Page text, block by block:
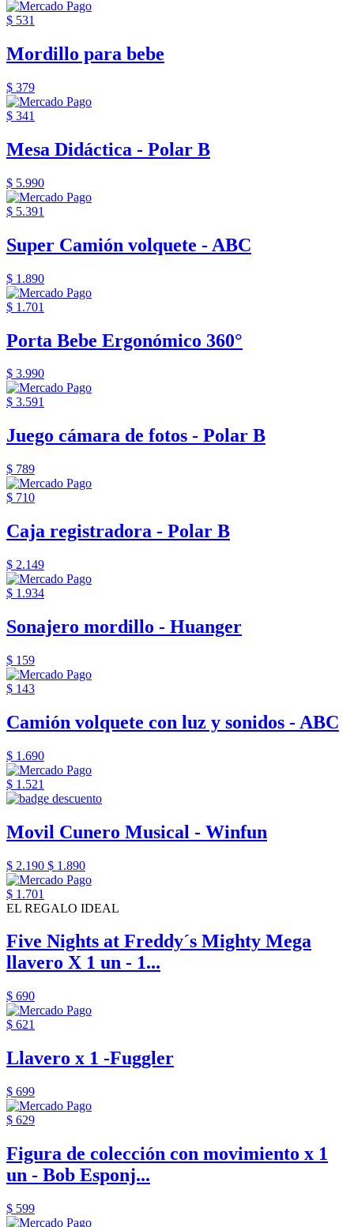
$ 531
Mordillo para bebe
$ 379
$ 341
Mesa Didáctica - Polar B
$ 5.990
$ 5.391
Super Camión volquete - ABC
$ 1.890
$ 1.701
Porta Bebe Ergonómico 360°
$ 3.990
$ 3.591
Juego cámara de fotos - Polar B
$ 789
$ 710
Caja registradora - Polar B
$ 2.149
$ 1.934
Sonajero mordillo - Huanger
$ 159
$ 143
Camión volquete con luz y sonidos - ABC
$ 1.690
$ 1.521
Movil Cunero Musical - Winfun
$ 2.190 $ 1.890
$ 1.701
EL REGALO IDEAL
Five Nights at Freddy´s Mighty Mega
llavero X 1 un - 1...
$ 690
$ 621
Llavero x 1 -Fuggler
$ 699
$ 629
Figura de colección con movimiento x 1
un - Bob Esponj...
$ 599